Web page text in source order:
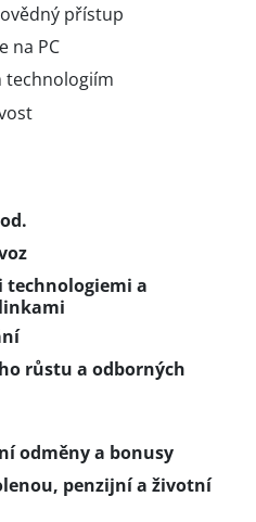
přístup
na PC
technologiím
technologiemi a
růstu a odborných
odměny a bonusy
penzijní a životní